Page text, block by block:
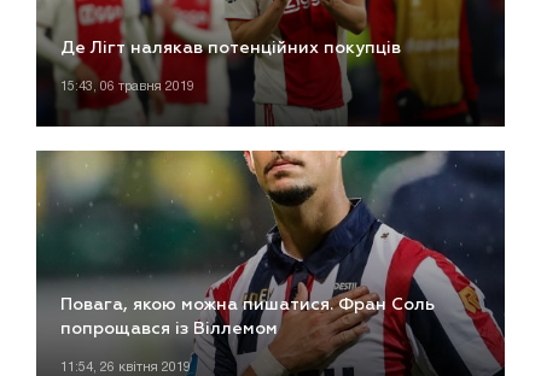
Де Лігт налякав потенційних покупців
15:43, 06 травня 2019
Повага, якою можна пишатися. Фран Соль
попрощався із Віллемом
11:54, 26 квітня 2019